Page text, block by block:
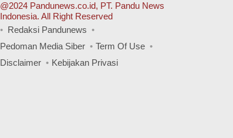
@2024 Pandunews.co.id, PT. Pandu News
Indonesia. All Right Reserved
Redaksi Pandunews
Pedoman Media Siber
Term Of Use
Disclaimer
Kebijakan Privasi